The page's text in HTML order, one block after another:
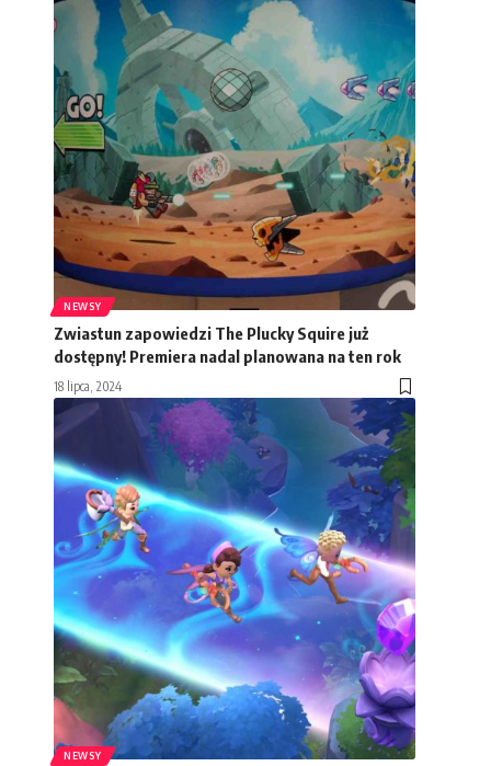
NEWSY
Zwiastun zapowiedzi The Plucky Squire już
dostępny! Premiera nadal planowana na ten rok
18 lipca, 2024
NEWSY